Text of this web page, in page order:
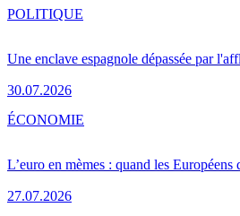
Une enclave espagnole dépassée par
30.07.2026
POLITIQUE
L’euro en mèmes : quand les
27.07.2026
ÉCONOMIE